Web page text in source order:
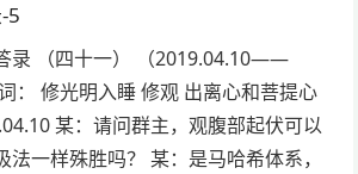
5
录 （四十一） （2019.04.10——
： 修光明入睡 修观 出离心和菩提心
某：请问群主，观腹部起伏可以
一样殊胜吗？ 某：是马哈希体系，